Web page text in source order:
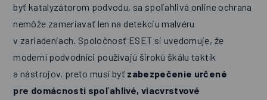
byť katalyzátorom podvodu, sa spoľahlivá online ochrana
nemôže zameriavať len na detekciu malvéru
v zariadeniach. Spoločnosť ESET si uvedomuje, že
moderní podvodníci používajú širokú škálu taktík
a nástrojov, preto musí byť zabezpečenie určené
pre domácnosti spoľahlivé, viacvrstvové